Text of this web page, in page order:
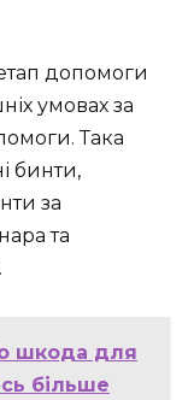
допомоги
умовах за
Така
бинти,
за
та
шкода для
більше